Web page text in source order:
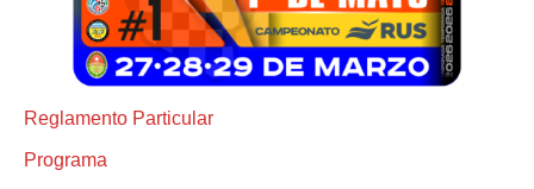
Reglamento Particular
Programa